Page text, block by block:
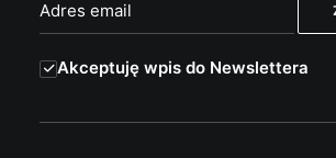
Akceptuję wpis do Newslettera